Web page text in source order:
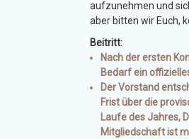
aufzunehmen und
aber bitten wir Euch,
Beitritt:
Nach der ersten
Bedarf ein
Der Vorstand
Frist über die
Laufe des Jahres,
Mitgliedschaft ist